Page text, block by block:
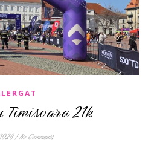
21k
/No Comments